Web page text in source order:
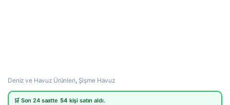
Deniz ve Havuz Ürünleri, Şişme Havuz
🛒 Son 24 saatte 54 kişi satın aldı.